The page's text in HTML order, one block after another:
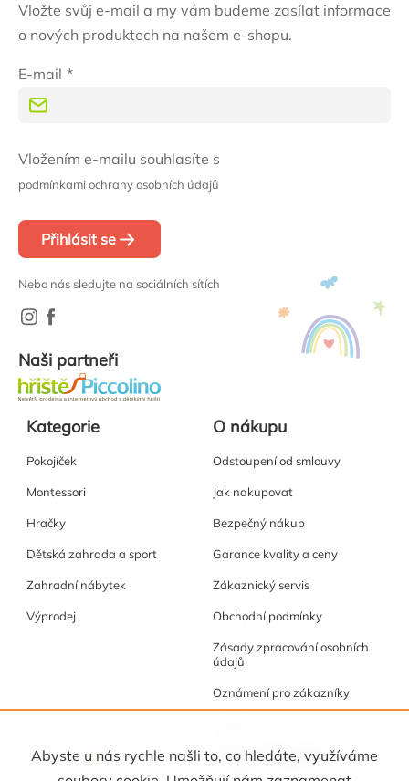
Abyste u nás rychle našli to, co hledáte, využíváme
Vložte svůj e-mail a my vám budeme zasílat informace
o nových produktech na našem e-shopu.
E-mail
Vložením e-mailu souhlasíte s
podmínkami ochrany osobních údajů
Přihlásit se
Nebo nás sledujte na sociálních sítích
Naši partneři
Kategorie
Pokojíček
Montessori
Hračky
Dětská zahrada a sport
Zahradní nábytek
Výprodej
O nákupu
Odstoupení od smlouvy
Jak nakupovat
Bezpečný nákup
Garance kvality a ceny
Zákaznický servis
Obchodní podmínky
Zásady zpracování osobních
údajů
Oznámení pro zákazníky
Akce a tipy Osobní kabinet